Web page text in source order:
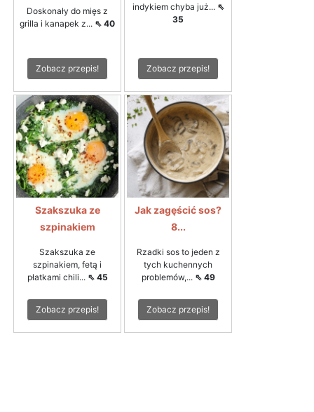
Doskonały do mięs z
grilla i kanapek z... ⇖ 40
Zobacz przepis!
indykiem chyba już... ⇖
35
Zobacz przepis!
Szakszuka ze
szpinakiem
Szakszuka ze
szpinakiem, fetą i
płatkami chili... ⇖ 45
Zobacz przepis!
Jak zagęścić sos?
8...
Rzadki sos to jeden z
tych kuchennych
problemów,... ⇖ 49
Zobacz przepis!